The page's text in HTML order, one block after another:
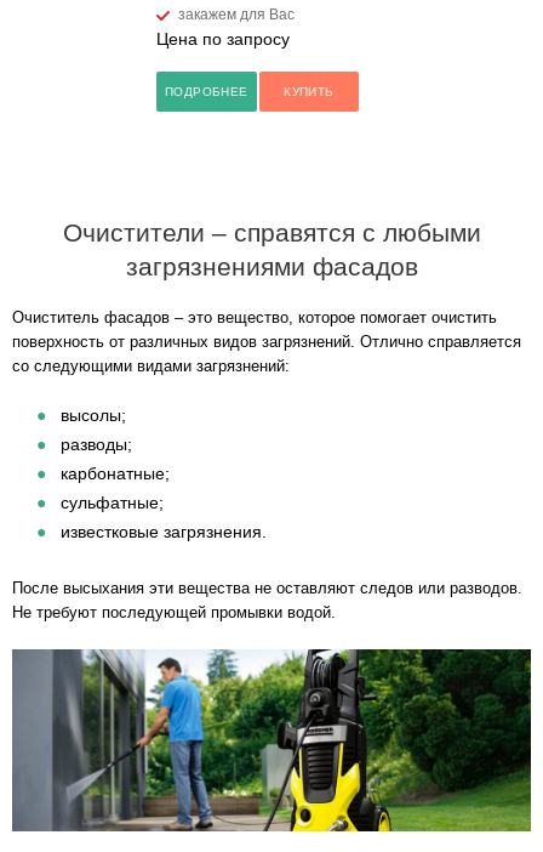
закажем для Вас
Цена по запросу
ПОДРОБНЕЕ КУПИТЬ
Очистители – справятся с любыми
загрязнениями фасадов
Очиститель фасадов – это вещество, которое помогает очистить
поверхность от различных видов загрязнений. Отлично справляется
со следующими видами загрязнений:
высолы;
разводы;
карбонатные;
сульфатные;
известковые загрязнения.
После высыхания эти вещества не оставляют следов или разводов.
Не требуют последующей промывки водой.